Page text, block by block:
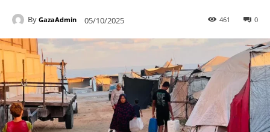
By GazaAdmin 05/10/2025 0
461